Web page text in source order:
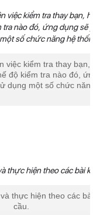
việc kiểm tra thay
độ kiểm tra nào đó,
dụng một số chức
thực hiện theo các
cầu.